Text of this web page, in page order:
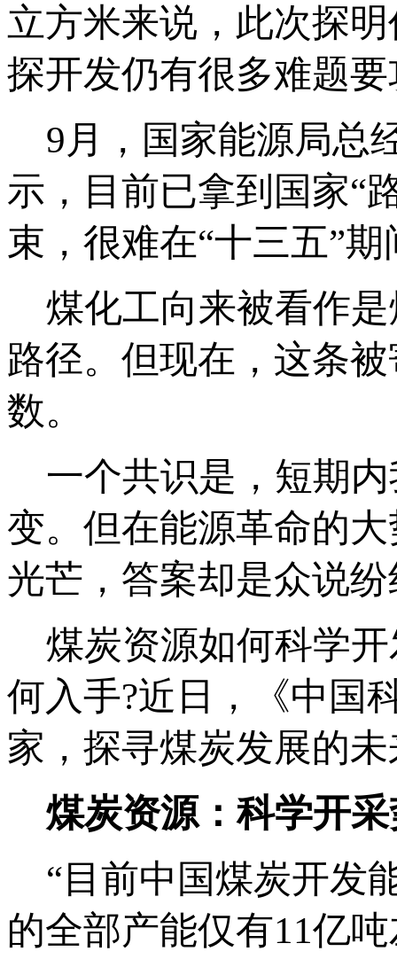
立方米来说，此次探
探开发仍有很多难题
9月，国家能源局总
示，目前已拿到国家“
束，很难在“十三五”
煤化工向来被看作是
路径。但现在，这条
数。
一个共识是，短期内
变。但在能源革命的
光芒，答案却是众说
煤炭资源如何科学开
何入手?近日，《中国
家，探寻煤炭发展的
煤炭资源：科学开
“目前中国煤炭开发
的全部产能仅有11亿